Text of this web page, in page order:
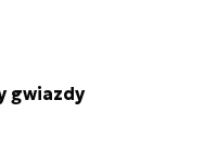
gwiazdy